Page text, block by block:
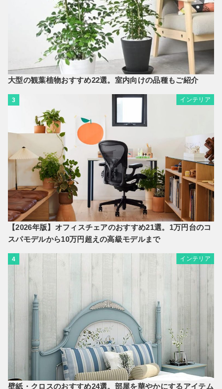
大型の観葉植物おすすめ22選。室内向けの品種もご紹介
3 インテリア
【2026年版】オフィスチェアのおすすめ21選。1万円台のコ
スパモデルから10万円超えの高級モデルまで
4 インテリア
壁紙・クロスのおすすめ24選。部屋を華やかにするアイテム